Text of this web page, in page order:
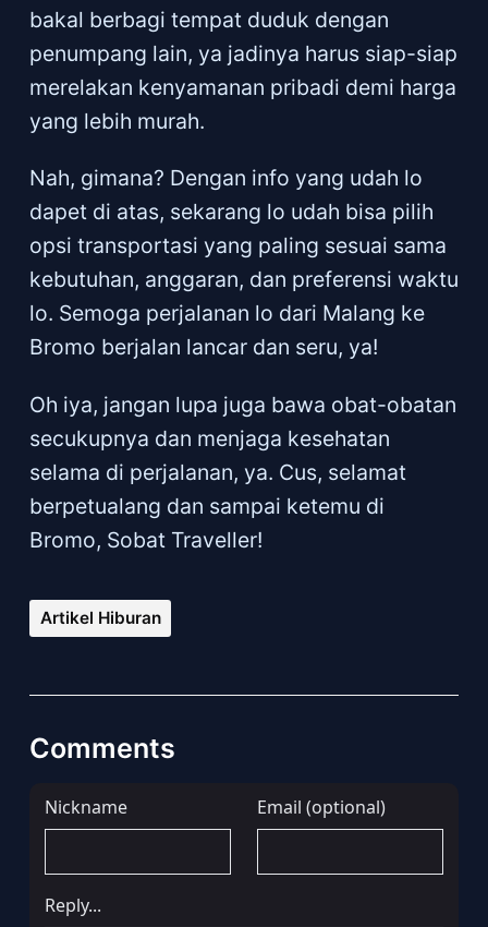
bakal berbagi tempat duduk dengan
penumpang lain, ya jadinya harus siap-siap
merelakan kenyamanan pribadi demi harga
yang lebih murah.
Nah, gimana? Dengan info yang udah lo
dapet di atas, sekarang lo udah bisa pilih
opsi transportasi yang paling sesuai sama
kebutuhan, anggaran, dan preferensi waktu
lo. Semoga perjalanan lo dari Malang ke
Bromo berjalan lancar dan seru, ya!
Oh iya, jangan lupa juga bawa obat-obatan
secukupnya dan menjaga kesehatan
selama di perjalanan, ya. Cus, selamat
berpetualang dan sampai ketemu di
Bromo, Sobat Traveller!
Artikel Hiburan
Comments